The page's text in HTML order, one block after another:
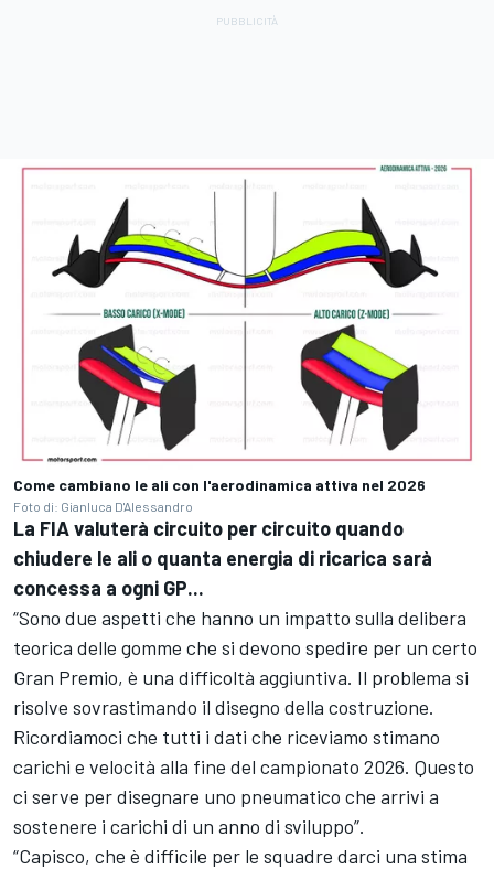
Come cambiano le ali con l'aerodinamica attiva nel 2026
Foto di: Gianluca D'Alessandro
La FIA valuterà circuito per circuito quando
chiudere le ali o quanta energia di ricarica sarà
concessa a ogni GP...
“Sono due aspetti che hanno un impatto sulla delibera
teorica delle gomme che si devono spedire per un certo
Gran Premio, è una difficoltà aggiuntiva. Il problema si
risolve sovrastimando il disegno della costruzione.
Ricordiamoci che tutti i dati che riceviamo stimano
carichi e velocità alla fine del campionato 2026. Questo
ci serve per disegnare uno pneumatico che arrivi a
sostenere i carichi di un anno di sviluppo”.
“Capisco, che è difficile per le squadre darci una stima